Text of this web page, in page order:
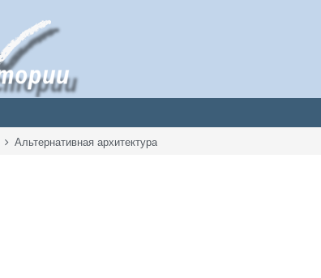
Альтернативная архитектура